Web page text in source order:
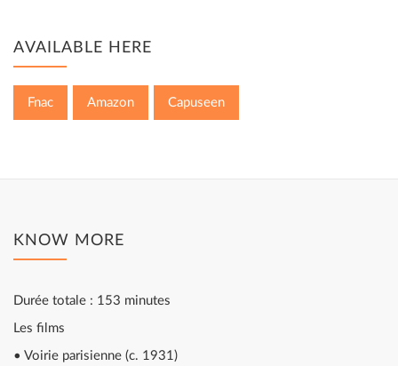
AVAILABLE HERE
Fnac Amazon Capuseen
KNOW MORE
Durée totale : 153 minutes
Les films
• Voirie parisienne (c. 1931)